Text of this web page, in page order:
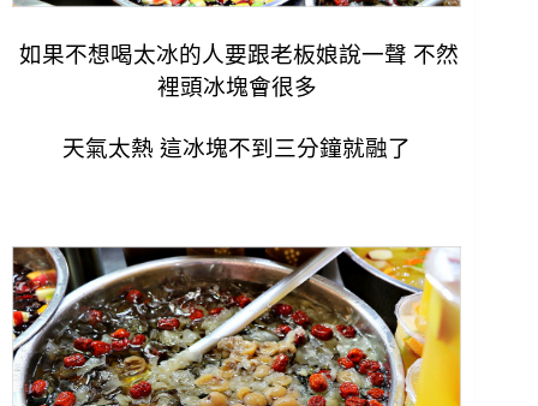
如果不想喝太冰的人要跟老板娘說一聲 不然
裡頭冰塊會很多
天氣太熱 這冰塊不到三分鐘就融了